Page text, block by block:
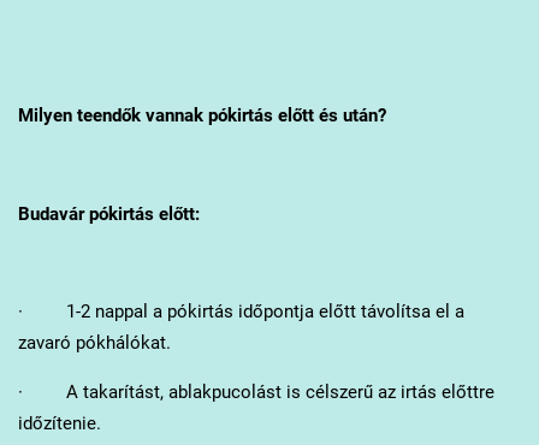
Milyen teendők vannak pókirtás előtt és után?
Budavárpókirtás előtt:
· 1-2 nappal a pókirtás időpontja előtt távolítsa el a
zavaró pókhálókat.
· A takarítást, ablakpucolást is célszerű az irtás előttre
időzítenie.